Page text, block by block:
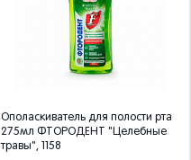
Ополаскиватель для полости рта
275мл ФТОРОДЕНТ "Целебные
травы", 1158